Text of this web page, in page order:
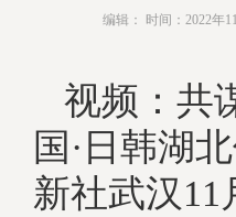
编辑： 时间：2022年
视频：共
国·日韩湖
新社武汉11